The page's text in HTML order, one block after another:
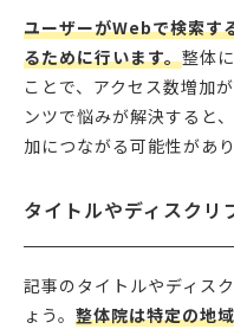
ユーザーがWebで検索す
るために行います。整体
ことで、アクセス数増加
ンツで悩みが解決すると
加につながる可能性があり
タイトルやディスクリ
記事のタイトルやディス
ょう。 整体院は特定の地